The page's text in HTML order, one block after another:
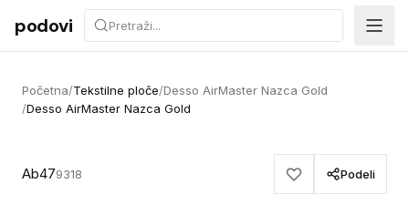
Preskoči na sadržaj
podovi
Početna/Tekstilne ploče/Desso AirMaster Nazca Gold
/Desso AirMaster Nazca Gold
Ab479318 Podeli